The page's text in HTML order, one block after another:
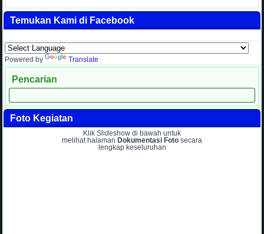
Temukan Kami di Facebook
Powered by Translate
Pencarian
Foto Kegiatan
Klik Slideshow di bawah untuk
melihat halaman Dokumentasi Foto secara
lengkap keseluruhan